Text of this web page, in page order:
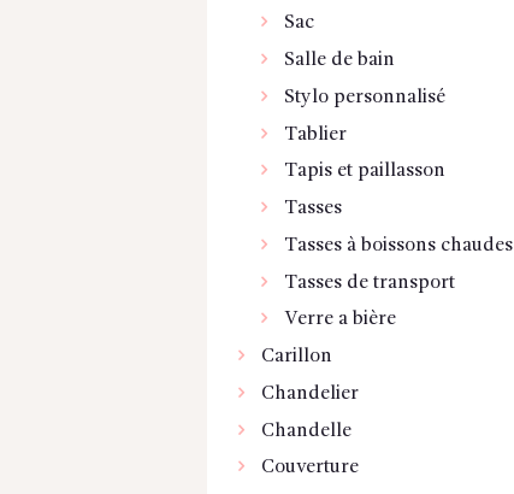
Sac
Salle de bain
Stylo personnalisé
Tablier
Tapis et paillasson
Tasses
Tasses à boissons chaudes
Tasses de transport
Verre a bière
Carillon
Chandelier
Chandelle
Couverture